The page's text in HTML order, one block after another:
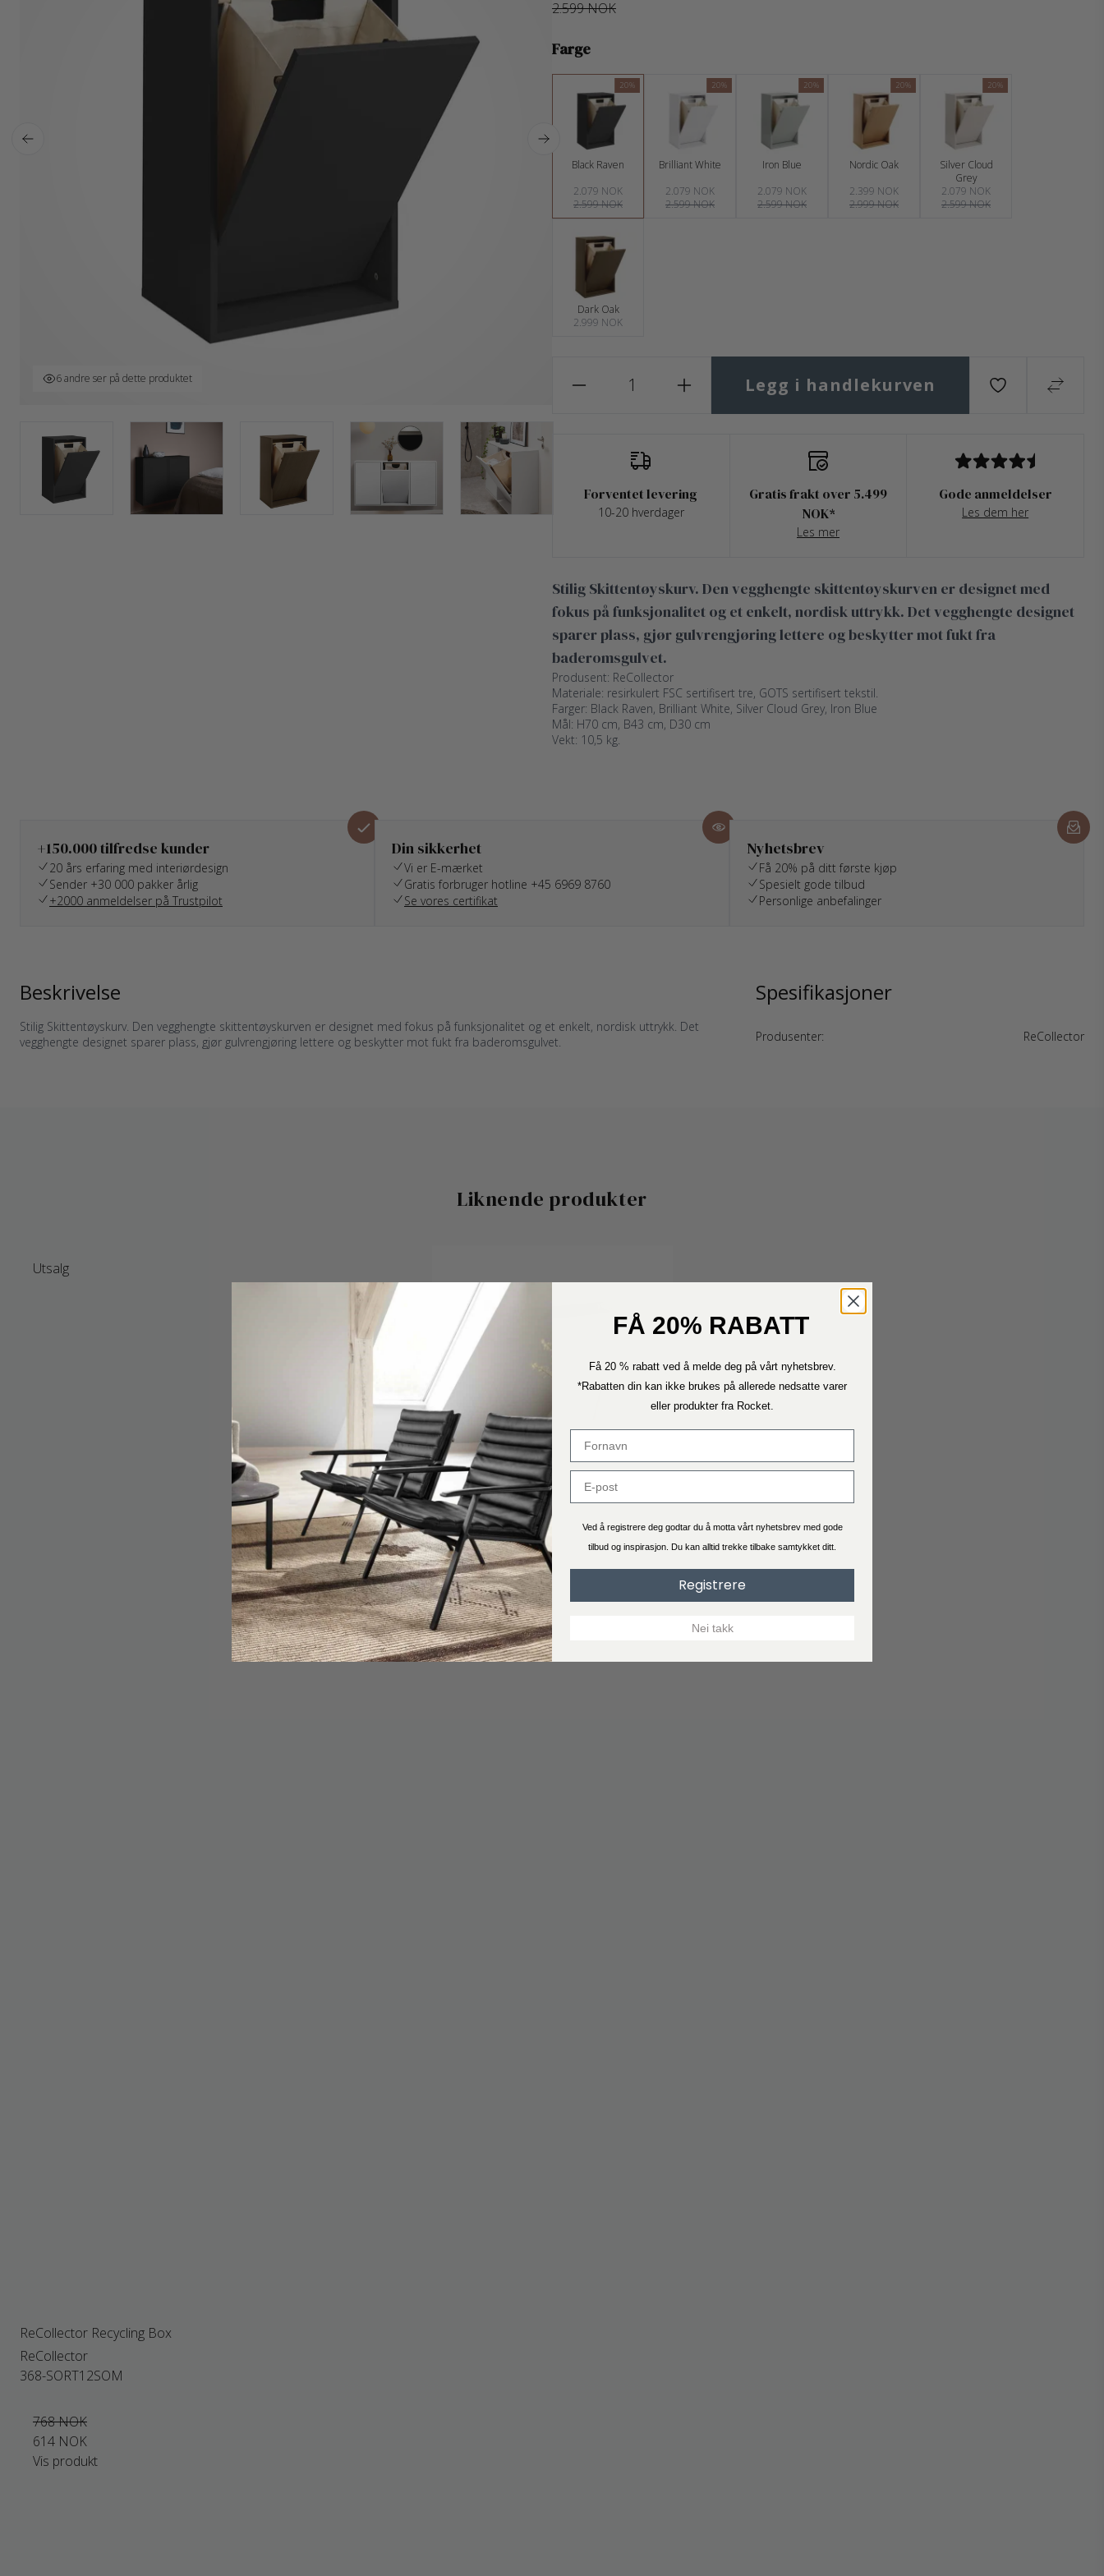
Ta kontakt med oss ​​dersom du trenger hjelp.
Telefontiden vår er mandag – fredag ​​11.00 – 15.00
Fraktrater
Handelsbetingelser
handelsbetingelser
6 andre ser på dette produktet
2.599 NOK
Farge
20%
Black Raven
2.079 NOK
2.599 NOK
20%
Brilliant White
2.079 NOK
2.599 NOK
20%
Iron Blue
2.079 NOK
2.599 NOK
20%
Nordic Oak
2.399 NOK
2.999 NOK
20%
Silver Cloud
Grey
2.079 NOK
2.599 NOK
Dark Oak
2.999 NOK
Legg i handlekurven
Forventet levering
10-20 hverdager
Gratis frakt over 5.499
NOK*
Les mer
Gode ​​anmeldelser
Les dem her
Stilig Skittentøyskurv. Den vegghengte skittentøyskurven er designet med
fokus på funksjonalitet og et enkelt, nordisk uttrykk. Det vegghengte designet
sparer plass, gjør gulvrengjøring lettere og beskytter mot fukt fra
baderomsgulvet.
Produsent: ReCollector
Materiale: resirkulert FSC sertifisert tre, GOTS sertifisert tekstil.
Farger: Black Raven, Brilliant White, Silver Cloud Grey, Iron Blue
Mål: H70 cm, B43 cm, D30 cm
Vekt: 10,5 kg.
+150.000 tilfredse kunder
20 års erfaring med interiørdesign
Sender +30 000 pakker årlig
+2000 anmeldelser på Trustpilot
Din sikkerhet
Vi er E-mærket
Gratis forbruger hotline +45 6969 8760
Se vores certifikat
Nyhetsbrev
Få 20% på ditt første kjøp
Spesielt gode tilbud
Personlige anbefalinger
Beskrivelse
Stilig Skittentøyskurv. Den vegghengte skittentøyskurven er designet med fokus på funksjonalitet og et enkelt, nordisk uttrykk. Det
vegghengte designet sparer plass, gjør gulvrengjøring lettere og beskytter mot fukt fra baderomsgulvet.
Spesifikasjoner
Produsenter: ReCollector
Liknende produkter
Utsalg
ReCollector Recycling Box
ReCollector
368-SORT12SOM
768 NOK
614 NOK
Vis produkt
FÅ 20% RABATT
Få 20 % rabatt ved å melde deg på vårt nyhetsbrev.
*Rabatten din kan ikke brukes på allerede nedsatte varer
eller produkter fra Rocket.
Ved å registrere deg godtar du å motta vårt nyhetsbrev med gode
tilbud og inspirasjon. Du kan alltid trekke tilbake samtykket ditt.
Registrere
Nei takk